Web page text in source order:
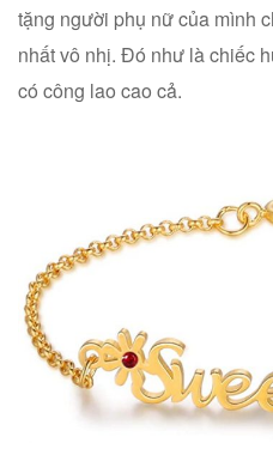
tặng người phụ nữ của mình
nhất vô nhị. Đó như là chiếc
có công lao cao cả.